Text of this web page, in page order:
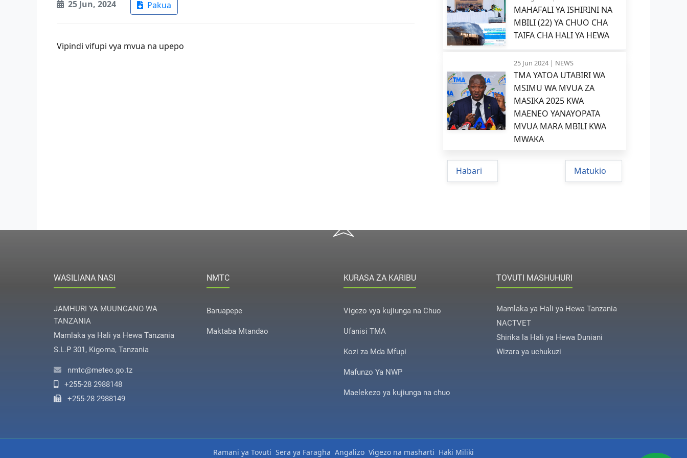
25 Jun, 2024 Pakua
Vipindi vifupi vya mvua na upepo
MAHAFALI YA ISHIRINI NA
MBILI (22) YA CHUO CHA
TAIFA CHA HALI YA HEWA
25 Jun 2024 | NEWS
TMA YATOA UTABIRI WA
MSIMU WA MVUA ZA
MASIKA 2025 KWA
MAENEO YANAYOPATA
MVUA MARA MBILI KWA
MWAKA
Habari Matukio
WASILIANA NASI
JAMHURI YA MUUNGANO WA
TANZANIA
Mamlaka ya Hali ya Hewa Tanzania
S.L.P 301, Kigoma, Tanzania
nmtc@meteo.go.tz
+255-28 2988148
+255-28 2988149
NMTC
Baruapepe
Maktaba Mtandao
KURASA ZA KARIBU
Vigezo vya kujiunga na Chuo
Ufanisi TMA
Kozi za Mda Mfupi
Mafunzo Ya NWP
Maelekezo ya kujiunga na chuo
TOVUTI MASHUHURI
Mamlaka ya Hali ya Hewa Tanzania
NACTVET
Shirika la Hali ya Hewa Duniani
Wizara ya uchukuzi
Ramani ya Tovuti Sera ya Faragha Angalizo Vigezo na masharti Haki Miliki